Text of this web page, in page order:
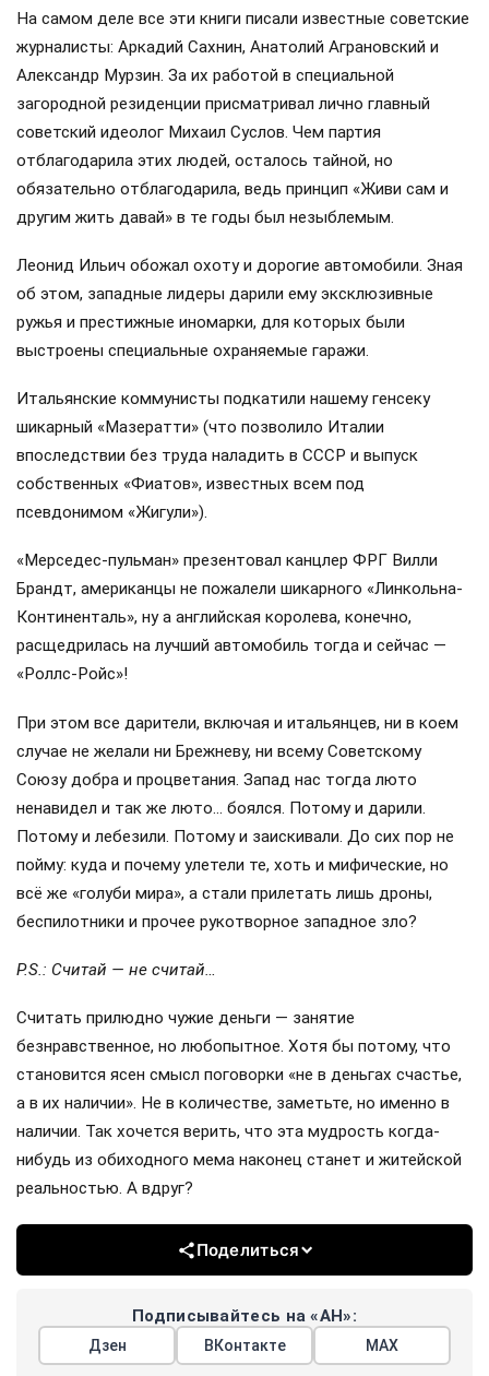
На самом деле все эти книги писали известные советские
журналисты: Аркадий Сахнин, Анатолий Аграновский и
Александр Мурзин. За их работой в специальной
загородной резиденции присматривал лично главный
советский идеолог Михаил Суслов. Чем партия
отблагодарила этих людей, осталось тайной, но
обязательно отблагодарила, ведь принцип «Живи сам и
другим жить давай» в те годы был незыблемым.
Леонид Ильич обожал охоту и дорогие автомобили. Зная
об этом, западные лидеры дарили ему эксклюзивные
ружья и престижные иномарки, для которых были
выстроены специальные охраняемые гаражи.
Итальянские коммунисты подкатили нашему генсеку
шикарный «Мазератти» (что позволило Италии
впоследствии без труда наладить в СССР и выпуск
собственных «Фиатов», известных всем под
псевдонимом «Жигули»).
«Мерседес-пульман» презентовал канцлер ФРГ Вилли
Брандт, американцы не пожалели шикарного «Линкольна-
Континенталь», ну а английская королева, конечно,
расщедрилась на лучший автомобиль тогда и сейчас —
«Роллс-Ройс»!
При этом все дарители, включая и итальянцев, ни в коем
случае не желали ни Брежневу, ни всему Советскому
Союзу добра и процветания. Запад нас тогда люто
ненавидел и так же люто… боялся. Потому и дарили.
Потому и лебезили. Потому и заискивали. До сих пор не
пойму: куда и почему улетели те, хоть и мифические, но
всё же «голуби мира», а стали прилетать лишь дроны,
беспилотники и прочее рукотворное западное зло?
P.S.: Считай — не считай…
Считать прилюдно чужие деньги — занятие
безнравственное, но любопытное. Хотя бы потому, что
становится ясен смысл поговорки «не в деньгах счастье,
а в их наличии». Не в количестве, заметьте, но именно в
наличии. Так хочется верить, что эта мудрость когда-
нибудь из обиходного мема наконец станет и житейской
реальностью. А вдруг?
Поделиться
Подписывайтесь на «АН»:
Дзен ВКонтакте МАХ